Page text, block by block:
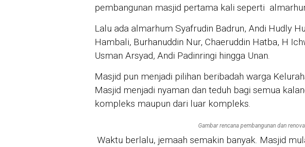
pembangunan masjid pertama kali seperti
Lalu ada almarhum Syafrudin Badrun, Andi Hudly
Hambali, Burhanuddin Nur, Chaeruddin Hatba, H
Usman Arsyad, Andi Padinringi hingga Unan.
Masjid pun menjadi pilihan beribadah warga
Masjid menjadi nyaman dan teduh bagi semua
kompleks maupun dari luar kompleks.
Gambar rencana pembangunan dan
Waktu berlalu, jemaah semakin banyak. Masjid